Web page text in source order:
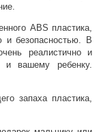
ABS пластика,
и безопасностью. В
реалистично и
и вашему ребенку.
запаха пластика,